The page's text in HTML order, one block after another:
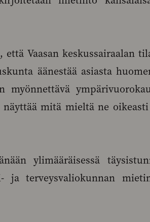
että Vaasan keskussairaalan
äänestää asiasta
myönnettävä
mitä mieltä ne oikeasti
ylimääräisessä
ja terveysvaliokunnan